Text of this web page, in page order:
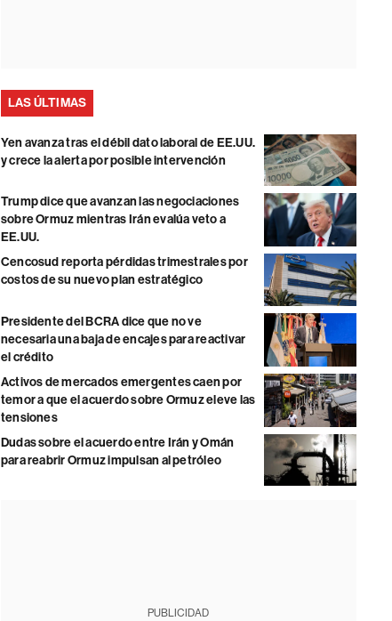
LAS ÚLTIMAS
Yen avanza tras el débil dato laboral de EE.UU.
y crece la alerta por posible intervención
Trump dice que avanzan las negociaciones
sobre Ormuz mientras Irán evalúa veto a
EE.UU.
Cencosud reporta pérdidas trimestrales por
costos de su nuevo plan estratégico
Presidente del BCRA dice que no ve
necesaria una baja de encajes para reactivar
el crédito
Activos de mercados emergentes caen por
temor a que el acuerdo sobre Ormuz eleve las
tensiones
Dudas sobre el acuerdo entre Irán y Omán
para reabrir Ormuz impulsan al petróleo
PUBLICIDAD